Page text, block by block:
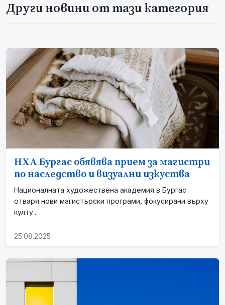
Други новини от тази категория
НХА Бургас обявява прием за магистри
по наследство и визуални изкуства
Националната художествена академия в Бургас
отваря нови магистърски програми, фокусирани върху
култу...
25.08.2025